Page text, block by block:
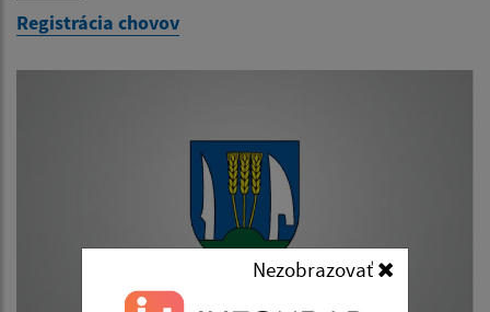
Nezobrazovať
Registrácia chovov